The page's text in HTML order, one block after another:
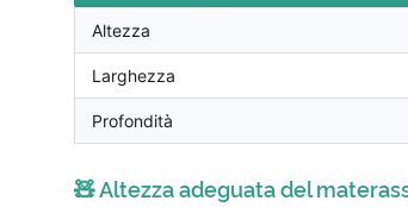
Altezza
Larghezza
Profondità
🧸 Altezza adeguata del